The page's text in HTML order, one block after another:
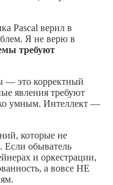
Pascal верил в
Я не верю в
требуют
— это корректный
явления требуют
умным. Интеллект —
которые не
Если обыватель
и оркестрации,
а вовсе НЕ